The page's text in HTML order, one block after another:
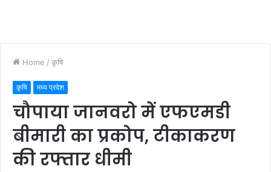
Home / कृषि
कृषि मध्य प्रदेश
चौपाया जानवरो में एफएमडी
बीमारी का प्रकोप, टीकाकरण
की रफ्तार धीमी